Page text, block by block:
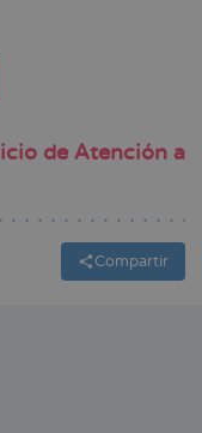
de Atención a
Compartir